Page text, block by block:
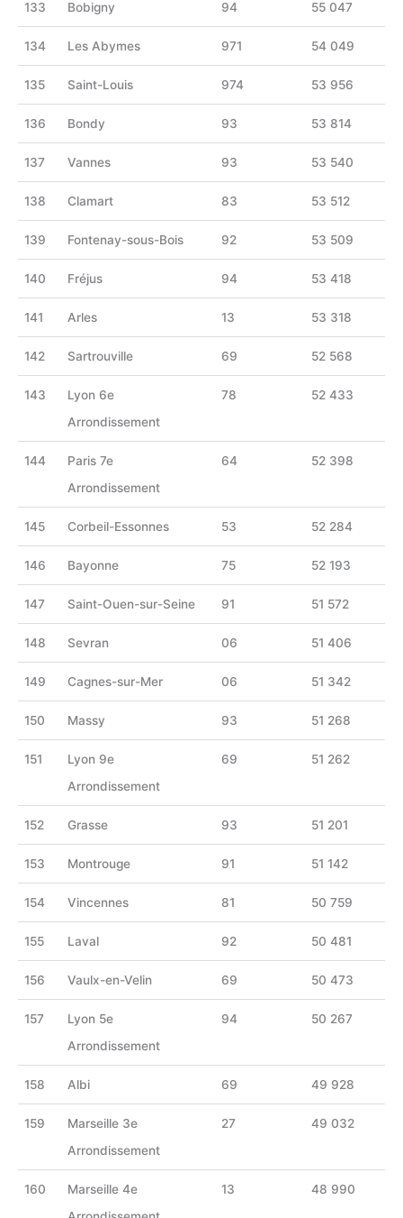
133 Bobigny 94 55 047
134 Les Abymes 971 54 049
135 Saint-Louis 974 53 956
136 Bondy 93 53 814
137 Vannes 93 53 540
138 Clamart 83 53 512
139 Fontenay-sous-Bois 92 53 509
140 Fréjus 94 53 418
141 Arles 13 53 318
142 Sartrouville 69 52 568
143
Lyon 6e
Arrondissement
78 52 433
144
Paris 7e
Arrondissement
64 52 398
145 Corbeil-Essonnes 53 52 284
146 Bayonne 75 52 193
147 Saint-Ouen-sur-Seine 91 51 572
148 Sevran 06 51 406
149 Cagnes-sur-Mer 06 51 342
150 Massy 93 51 268
151
Lyon 9e
Arrondissement
69 51 262
152 Grasse 93 51 201
153 Montrouge 91 51 142
154 Vincennes 81 50 759
155 Laval 92 50 481
156 Vaulx-en-Velin 69 50 473
157
Lyon 5e
Arrondissement
94 50 267
158 Albi 69 49 928
159
Marseille 3e
Arrondissement
27 49 032
160
Marseille 4e
13 48 990